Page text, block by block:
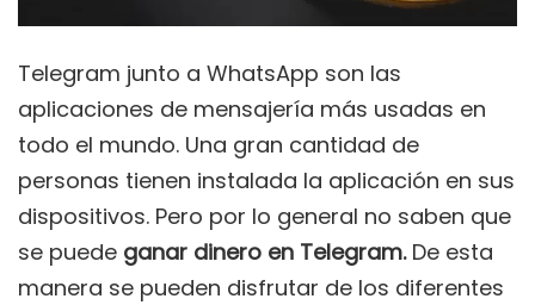
Telegram junto a WhatsApp son las
aplicaciones de mensajería más usadas en
todo el mundo. Una gran cantidad de
personas tienen instalada la aplicación en sus
dispositivos. Pero por lo general no saben que
se puede ganar dinero en Telegram.De esta
manera se pueden disfrutar de los diferentes